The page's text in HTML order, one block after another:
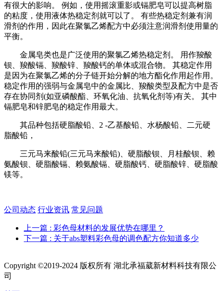
有很大的影响。 例如，使用摇滚重影或镉肥皂可以提高树脂
的粘度，使用液体热稳定剂就可以了。 有些热稳定剂兼有润
滑剂的作用，因此在聚氯乙烯配方中必须注意润滑剂使用量的
平衡。
金属皂类也是广泛使用的聚氯乙烯热稳定剂。 用作羧酸
钡、羧酸镉、羧酸锌、羧酸钙的单体或混合物。 其稳定作用
是因为在聚氯乙烯的分子链开始分解的地方酯化作用起作用。
稳定作用的强弱与金属皂中的金属比、羧酸类型及配方中是否
存在协同剂(如亚磷酸酯、环氧化油、抗氧化剂等)有关。 其中
镉肥皂和锌肥皂的稳定作用最大。
其品种包括硬脂酸铅、2 -乙基酸铅、水杨酸铅、二元硬
脂酸铅，
三元马来酸铅(三元马来酸铅)、硬脂酸钡、月桂酸钡、赖
氨酸钡、硬脂酸镉、赖氨酸镉、硬脂酸钙、硬脂酸锌、硬脂酸
镁等。
公司动态 行业资讯 常见问题
上一篇 : 彩色母材料的发展优势在哪里？
下一篇 : 关于abs塑料彩色母的调色配方你知道多少
Copyright ©2019-2024 版权所有 湖北承福葳新材料科技有限公
司